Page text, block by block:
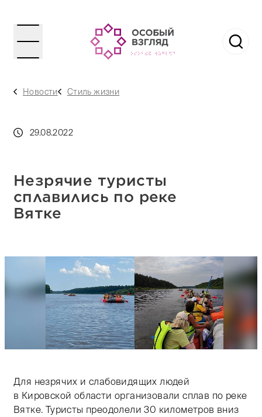
Новости Стиль жизни
29.08.2022
Незрячие туристы
сплавились по реке
Вятке
Для незрячих и слабовидящих людей
в Кировской области организовали сплав по реке
Вятке. Туристы преодолели 30 километров вниз